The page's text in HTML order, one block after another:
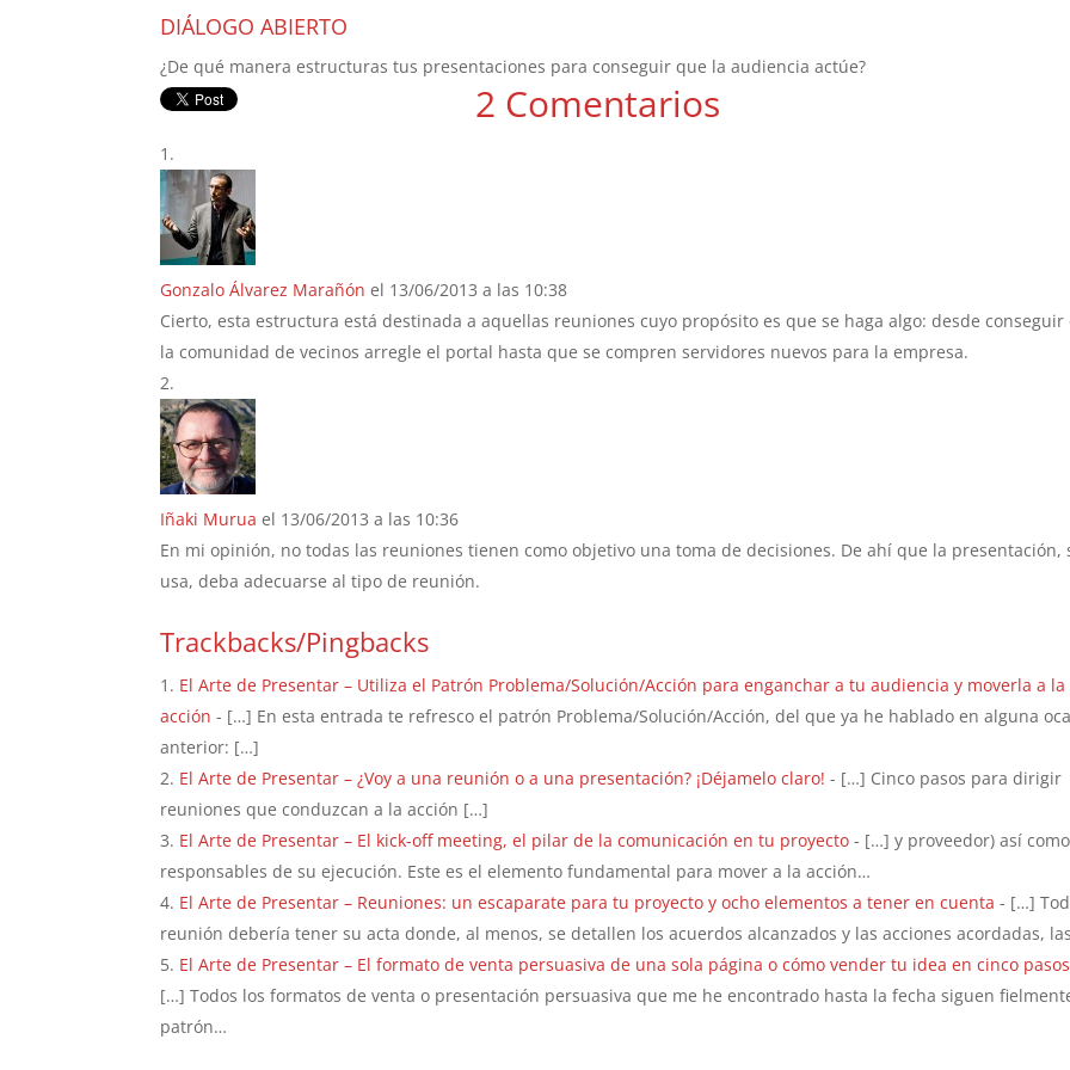
DIÁLOGO ABIERTO
¿De qué manera estructuras tus presentaciones para conseguir que la audiencia actúe?
2 Comentarios
Gonzalo Álvarez Marañón el 13/06/2013 a las 10:38
Cierto, esta estructura está destinada a aquellas reuniones cuyo propósito es que se haga algo: desde conseguir
la comunidad de vecinos arregle el portal hasta que se compren servidores nuevos para la empresa.
Iñaki Murua el 13/06/2013 a las 10:36
En mi opinión, no todas las reuniones tienen como objetivo una toma de decisiones. De ahí que la presentación,
usa, deba adecuarse al tipo de reunión.
Trackbacks/Pingbacks
El Arte de Presentar – Utiliza el Patrón Problema/Solución/Acción para enganchar a tu audiencia y moverla a la
acción - […] En esta entrada te refresco el patrón Problema/Solución/Acción, del que ya he hablado en alguna
anterior: […]
El Arte de Presentar – ¿Voy a una reunión o a una presentación? ¡Déjamelo claro! - […] Cinco pasos para dirigir
reuniones que conduzcan a la acción […]
El Arte de Presentar – El kick-off meeting, el pilar de la comunicación en tu proyecto - […] y proveedor) así
responsables de su ejecución. Este es el elemento fundamental para mover a la acción…
El Arte de Presentar – Reuniones: un escaparate para tu proyecto y ocho elementos a tener en cuenta - […]
reunión debería tener su acta donde, al menos, se detallen los acuerdos alcanzados y las acciones acordadas,
El Arte de Presentar – El formato de venta persuasiva de una sola página o cómo vender tu idea en cinco pasos
[…] Todos los formatos de venta o presentación persuasiva que me he encontrado hasta la fecha siguen
patrón…